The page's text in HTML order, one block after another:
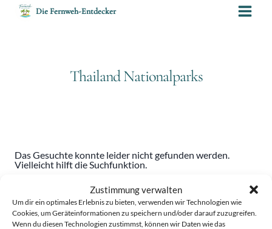
Zustimmung verwalten
Um dir ein optimales Erlebnis zu bieten, verwenden wir Technologien wie
Cookies, um Geräteinformationen zu speichern und/oder darauf zuzugreifen.
Wenn du diesen Technologien zustimmst, können wir Daten wie das
Inhalt
Die Fernweh-Entdecker
Thailand Nationalparks
Das Gesuchte konnte leider nicht gefunden werden.
Vielleicht hilft die Suchfunktion.